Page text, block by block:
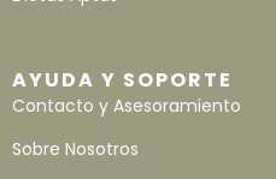
AYUDA Y SOPORTE
Contacto y Asesoramiento
Sobre Nosotros